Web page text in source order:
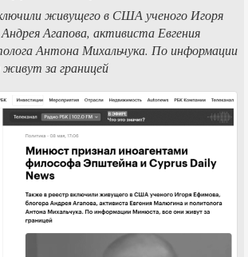
живущего в США ученого Игоря
Агапова, активиста Евгения
Антона Михальчука. По информации
за границей